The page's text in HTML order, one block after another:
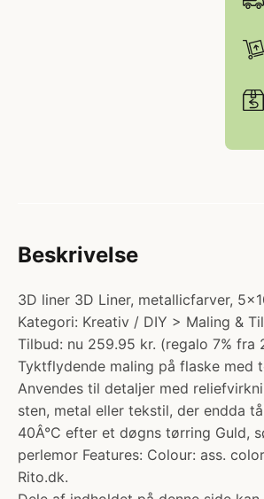
Beskrivelse
3D liner 3D Liner, metallicfarver,
Kategori: Kreativ / DIY > Maling &
Tilbud: nu 259.95 kr. (regalo 7% fra
Tyktflydende maling på flaske med
Anvendes til detaljer med
sten, metal eller tekstil, der endda
40Â°C efter et døgns tørring Guld,
perlemor Features: Colour: ass.
Rito.dk.